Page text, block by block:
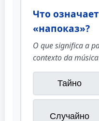
Что
«напоказ»?
O que significa a
contexto da
Тайно
Случайно